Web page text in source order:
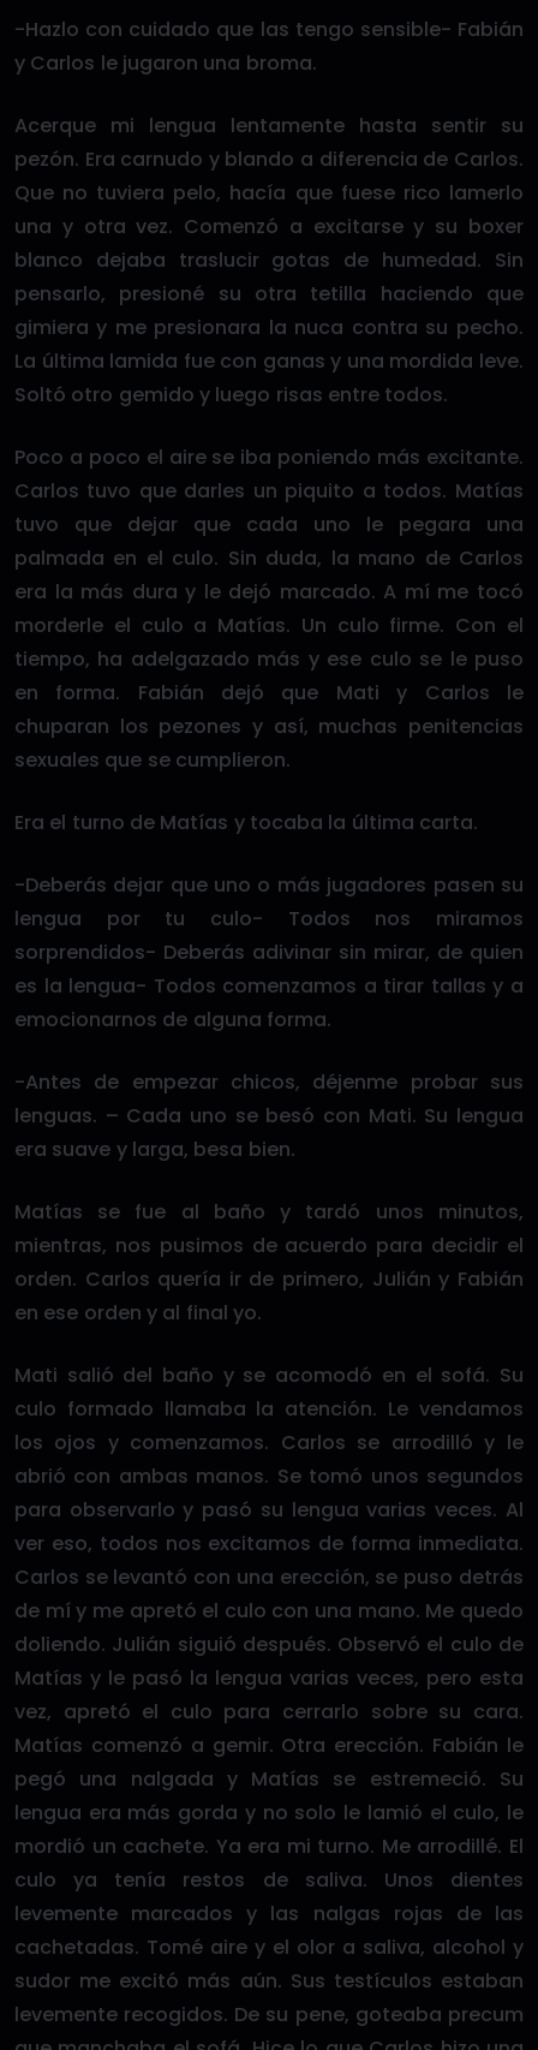
-Hazlo con cuidado que las tengo sensible- Fabián
y Carlos le jugaron una broma.
Acerque mi lengua lentamente hasta sentir su
pezón. Era carnudo y blando a diferencia de Carlos.
Que no tuviera pelo, hacía que fuese rico lamerlo
una y otra vez. Comenzó a excitarse y su boxer
blanco dejaba traslucir gotas de humedad. Sin
pensarlo, presioné su otra tetilla haciendo que
gimiera y me presionara la nuca contra su pecho.
La última lamida fue con ganas y una mordida leve.
Soltó otro gemido y luego risas entre todos.
Poco a poco el aire se iba poniendo más excitante.
Carlos tuvo que darles un piquito a todos. Matías
tuvo que dejar que cada uno le pegara una
palmada en el culo. Sin duda, la mano de Carlos
era la más dura y le dejó marcado. A mí me tocó
morderle el culo a Matías. Un culo firme. Con el
tiempo, ha adelgazado más y ese culo se le puso
en forma. Fabián dejó que Mati y Carlos le
chuparan los pezones y así, muchas penitencias
sexuales que se cumplieron.
Era el turno de Matías y tocaba la última carta.
-Deberás dejar que uno o más jugadores pasen su
lengua por tu culo- Todos nos miramos
sorprendidos- Deberás adivinar sin mirar, de quien
es la lengua- Todos comenzamos a tirar tallas y a
emocionarnos de alguna forma.
-Antes de empezar chicos, déjenme probar sus
lenguas. – Cada uno se besó con Mati. Su lengua
era suave y larga, besa bien.
Matías se fue al baño y tardó unos minutos,
mientras, nos pusimos de acuerdo para decidir el
orden. Carlos quería ir de primero, Julián y Fabián
en ese orden y al final yo.
Mati salió del baño y se acomodó en el sofá. Su
culo formado llamaba la atención. Le vendamos
los ojos y comenzamos. Carlos se arrodilló y le
abrió con ambas manos. Se tomó unos segundos
para observarlo y pasó su lengua varias veces. Al
ver eso, todos nos excitamos de forma inmediata.
Carlos se levantó con una erección, se puso detrás
de mí y me apretó el culo con una mano. Me quedo
doliendo. Julián siguió después. Observó el culo de
Matías y le pasó la lengua varias veces, pero esta
vez, apretó el culo para cerrarlo sobre su cara.
Matías comenzó a gemir. Otra erección. Fabián le
pegó una nalgada y Matías se estremeció. Su
lengua era más gorda y no solo le lamió el culo, le
mordió un cachete. Ya era mi turno. Me arrodillé. El
culo ya tenía restos de saliva. Unos dientes
levemente marcados y las nalgas rojas de las
cachetadas. Tomé aire y el olor a saliva, alcohol y
sudor me excitó más aún. Sus testículos estaban
levemente recogidos. De su pene, goteaba precum